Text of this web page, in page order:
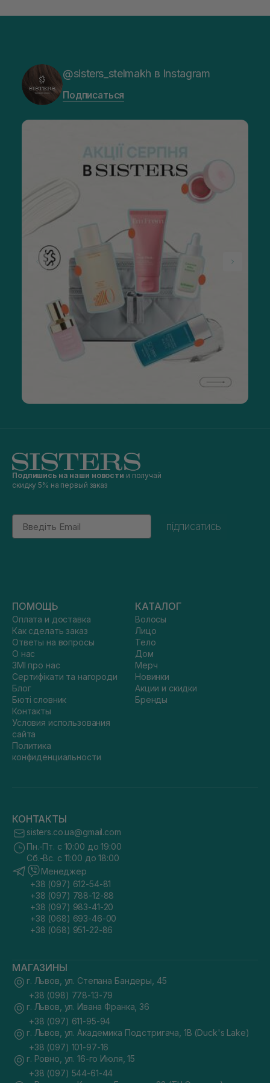
@sisters_stelmakh в Instagram
Подписаться
Подпишись на наши новости и получай
скидку 5% на первый заказ
Email
підписатись
ПОМОЩЬ
Оплата и доставка
Как сделать заказ
Ответы на вопросы
О нас
ЗМІ про нас
Сертифікати та нагороди
Блог
Бюті словник
Контакты
Условия использования
сайта
Политика
конфиденциальности
КАТАЛОГ
Волосы
Лицо
Тело
Дом
Мерч
Новинки
Акции и скидки
Бренды
КОНТАКТЫ
sisters.co.ua@gmail.com
Пн.-Пт. с 10:00 до 19:00
Сб.-Вс. с 11:00 до 18:00
Менеджер
+38 (097) 612-54-81
+38 (097) 788-12-88
+38 (097) 983-41-20
+38 (068) 693-46-00
+38 (068) 951-22-86
МАГАЗИНЫ
г. Львов, ул. Степана Бандеры, 45
+38 (098) 778-13-79
г. Львов, ул. Ивана Франка, 36
+38 (097) 611-95-94
г. Львов, ул. Академика Подстригача, 1В (Duck's Lake)
+38 (097) 101-97-16
г. Ровно, ул. 16-го Июля, 15
+38 (097) 544-61-44